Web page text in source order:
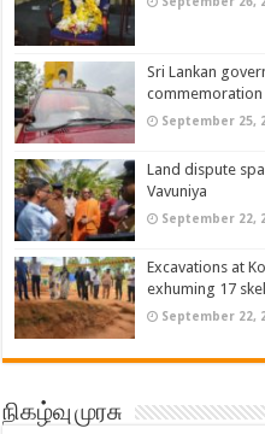
Sri Lankan
commemoration
September 25,
Land dispute
Vavuniya
September 22,
Excavations at
exhuming 17
September 22,
நிகழ்வு முரசு